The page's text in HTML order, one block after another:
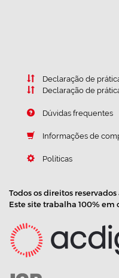
Declaração de
Declaração de
Dúvidas frequentes
Informações de
Políticas
Todos os direitos
Este site trabalha 100% em